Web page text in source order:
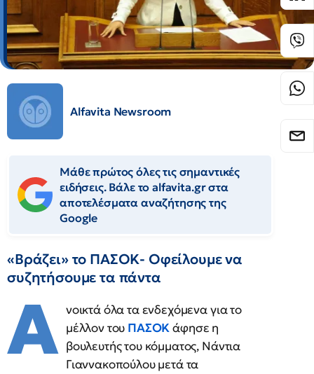
Alfavita Newsroom
Μάθε πρώτος όλες τις σημαντικές
ειδήσεις. Βάλε το alfavita.gr στα
αποτελέσματα αναζήτησης της
Google
«Βράζει» το ΠΑΣΟΚ- Οφείλουμε να
συζητήσουμε τα πάντα
Α νοικτά όλα τα ενδεχόμενα για το
μέλλον του ΠΑΣΟΚάφησε η
βουλευτής του κόμματος, Νάντια
Γιαννακοπούλου μετά τα